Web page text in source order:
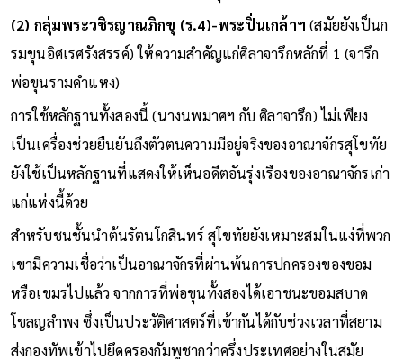
(2) กลุ่มพระวชิรญาณภิกขุ (ร.4)-พระปิ่นเกล้าฯ (สมัยยังเป็นก
รมขุนอิศเรศรังสรรค์) ให้ความสำคัญแก่ศิลาจารึกหลักที่ 1 (จารึก
พ่อขุนรามคำแหง)
การใช้หลักฐานทั้งสองนี้ (นางนพมาศฯ กับ ศิลาจารึก) ไม่เพียง
เป็นเครื่องช่วยยืนยันถึงตัวตนความมีอยู่จริงของอาณาจักรสุโขทัย
ยังใช้เป็นหลักฐานที่แสดงให้เห็นอดีตอันรุ่งเรืองของอาณาจักรเก่า
แก่แห่งนี้ด้วย
สำหรับชนชั้นนำต้นรัตนโกสินทร์ สุโขทัยยังเหมาะสมในแง่ที่พวก
เขามีความเชื่อว่าเป็นอาณาจักรที่ผ่านพ้นการปกครองของขอม
หรือเขมรไปแล้ว จากการที่พ่อขุนทั้งสองได้เอาชนะขอมสบาด
โขลญลำพง ซึ่งเป็นประวัติศาสตร์ที่เข้ากันได้กับช่วงเวลาที่สยาม
ส่งกองทัพเข้าไปยึดครองกัมพูชากว่าครึ่งประเทศอย่างในสมัย